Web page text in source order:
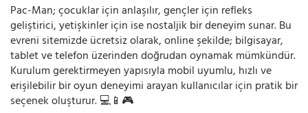
Pac-Man; çocuklar için anlaşılır, gençler için refleks
geliştirici, yetişkinler için ise nostaljik bir deneyim sunar. Bu
evreni sitemizde ücretsiz olarak, online şekilde; bilgisayar,
tablet ve telefon üzerinden doğrudan oynamak mümkündür.
Kurulum gerektirmeyen yapısıyla mobil uyumlu, hızlı ve
erişilebilir bir oyun deneyimi arayan kullanıcılar için pratik bir
seçenek oluşturur. 💻📱🎮